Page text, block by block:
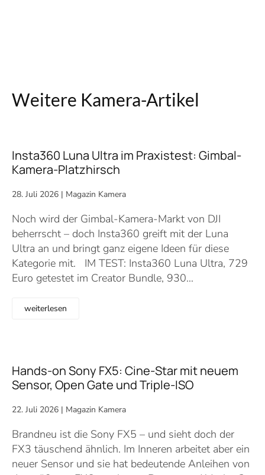
Weitere Kamera-Artikel
Insta360 Luna Ultra im Praxistest: Gimbal-
Kamera-Platzhirsch
28. Juli 2026 | Magazin Kamera
Noch wird der Gimbal-Kamera-Markt von DJI
beherrscht – doch Insta360 greift mit der Luna
Ultra an und bringt ganz eigene Ideen für diese
Kategorie mit. IM TEST: Insta360 Luna Ultra, 729
Euro getestet im Creator Bundle, 930…
weiterlesen
Hands-on Sony FX5: Cine-Star mit neuem
Sensor, Open Gate und Triple-ISO
22. Juli 2026 | Magazin Kamera
Brandneu ist die Sony FX5 – und sieht doch der
FX3 täuschend ähnlich. Im Inneren arbeitet aber ein
neuer Sensor und sie hat bedeutende Anleihen von